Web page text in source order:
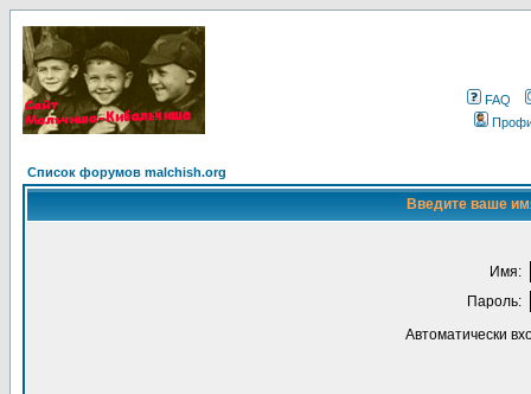
FAQ
Список форумов malchish.org
Введите ваше
Имя:
Пароль:
Автоматически